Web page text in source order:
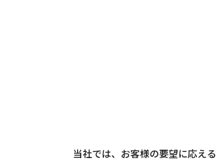
当社では、お客様の要望に応え